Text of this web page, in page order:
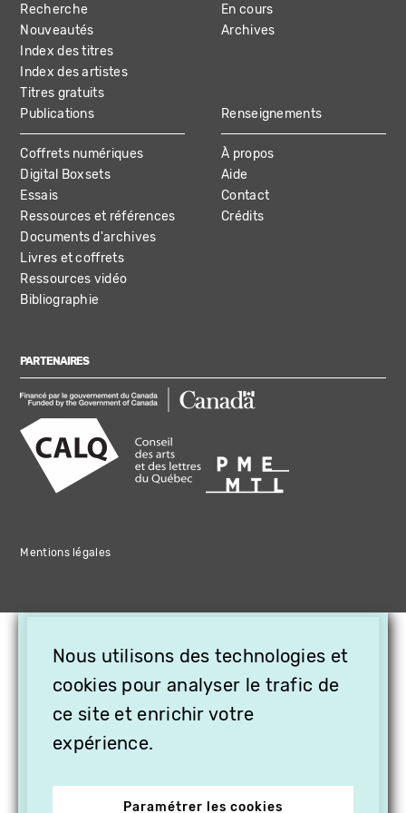
NAVIGATION
Recherche
Nouveautés
Index des titres
Index des artistes
Titres gratuits
En cours
Archives
Publications
Coffrets numériques
Digital Boxsets
Essais
Ressources et références
Documents d'archives
Livres et coffrets
Ressources vidéo
Bibliographie
Renseignements
À propos
Aide
Contact
Crédits
PARTENAIRES
Mentions légales
Nous utilisons des technologies et
cookies pour analyser le trafic de
ce site et enrichir votre
expérience.
Paramétrer les cookies
OFFREZ LA VIDÉO EN
CADEAU, ABONNEZ VOS
PROCHES À VITHÈQUE !